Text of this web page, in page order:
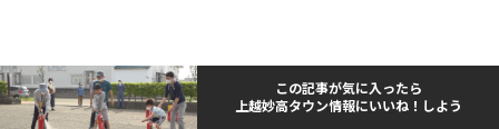
この記事が気に入ったら
上越妙高タウン情報にいいね！しよう